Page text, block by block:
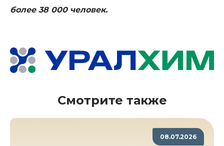
более 38 000 человек.
Смотрите также
08.07.2026